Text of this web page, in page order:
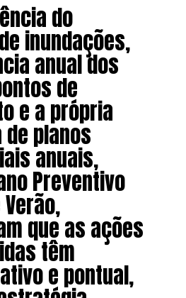
do
inundações,
anual dos
de
e a própria
planos
anuais,
Preventivo
que as ações
têm
e pontual,